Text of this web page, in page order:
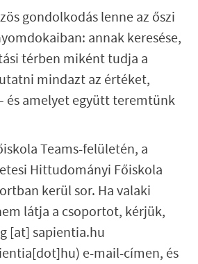
gondolkodás lenne az őszi
annak keresése,
térben miként tudja a
mindazt az értéket,
és amelyet együtt teremtünk
Teams-felületén, a
Hittudományi Főiskola
kerül sor. Ha valaki
látja a csoportot, kérjük,
[at]sapientia.hu
e-mail-címen, és